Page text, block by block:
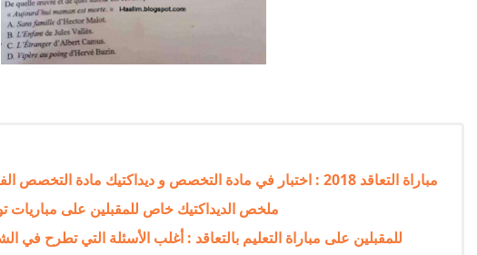
مباراة التعاقد 2018 : اختبار في مادة التخصص و ديداكتيك مادة التخصص الفلسفة للتعليم الثانوي بسلكيه
ملخص الديداكتيك خاص للمقبلين على مباريات
للمقبلين على مباراة التعليم بالتعاقد : أغلب الأسئلة التي تطرح في